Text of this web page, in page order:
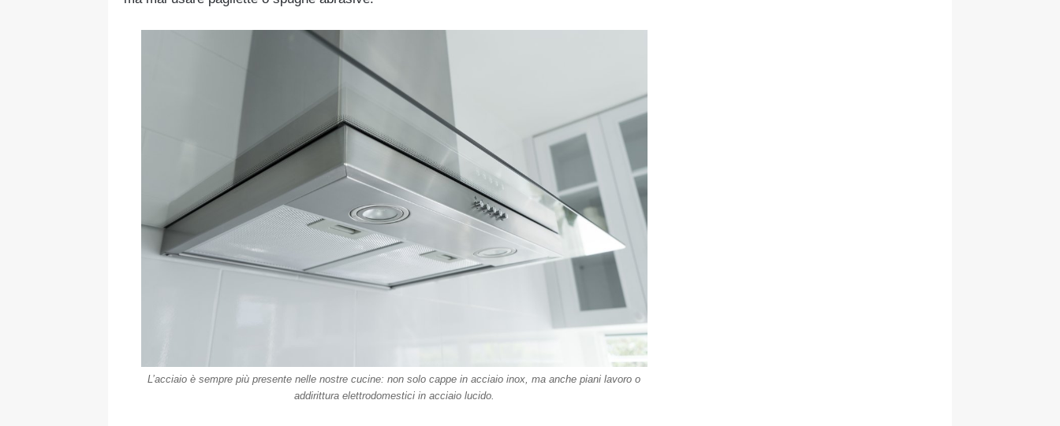
L’acciaio è sempre più presente nelle nostre cucine: non solo cappe in acciaio inox, ma anche piani lavoro o
addirittura elettrodomestici in acciaio lucido.